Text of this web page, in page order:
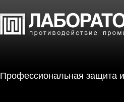
Профессиональная